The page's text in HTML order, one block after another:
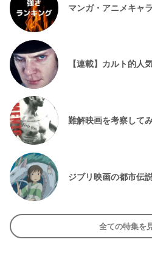
マンガ・アニメキャ
【連載】カルト的人
難解映画を考察して
ジブリ映画の都市伝
全ての特集を